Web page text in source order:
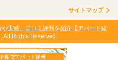
サイトマップ
実績、口コミ評判を紹介【アパート経
All Rights Reserved.